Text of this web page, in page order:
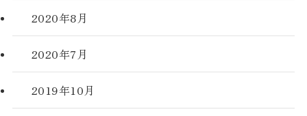
2020年8月
2020年7月
2019年10月